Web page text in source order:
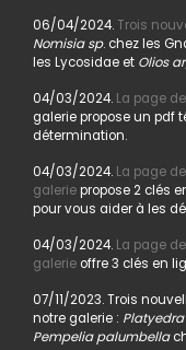
06/04/2024.Trois
Nomisia sp. chez les
les Lycosidae et Olios
04/03/2024. La page
galerie propose un pdf
détermination.
04/03/2024. La page
galeriepropose 2 clés
pour vous aider à les
04/03/2024. La page
galerieoffre 3 clés en
07/11/2023. Trois
notre galerie :
Pempelia palumbella